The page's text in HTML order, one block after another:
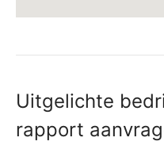
Uitgelichte
rapport